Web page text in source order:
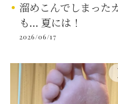
溜めこんでしまった
も… 夏には！
2026/06/17